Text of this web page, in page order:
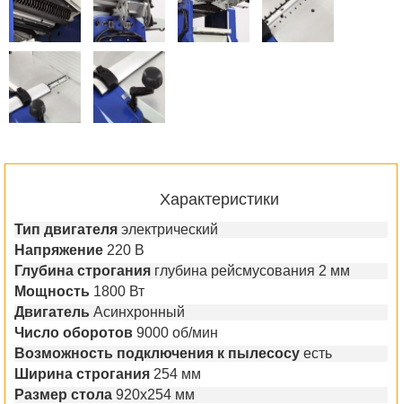
Характеристики
Тип двигателя электрический
Напряжение 220 В
Глубина строгания глубина рейсмусования 2 мм
Мощность 1800 Вт
Двигатель Асинхронный
Число оборотов 9000 об/мин
Возможность подключения к пылесосу есть
Ширина строгания 254 мм
Размер стола 920х254 мм